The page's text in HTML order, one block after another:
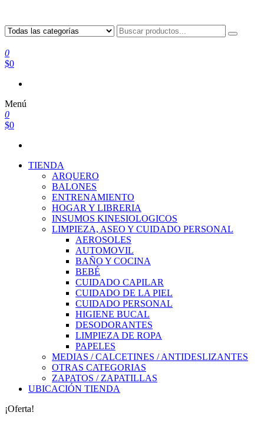
0
$0
Menú
0
$0
TIENDA
ARQUERO
BALONES
ENTRENAMIENTO
HOGAR Y LIBRERIA
INSUMOS KINESIOLOGICOS
LIMPIEZA, ASEO Y CUIDADO PERSONAL
AEROSOLES
AUTOMOVIL
BAÑO Y COCINA
BEBÉ
CUIDADO CAPILAR
CUIDADO DE LA PIEL
CUIDADO PERSONAL
HIGIENE BUCAL
DESODORANTES
LIMPIEZA DE ROPA
PAPELES
MEDIAS / CALCETINES / ANTIDESLIZANTES
OTRAS CATEGORIAS
ZAPATOS / ZAPATILLAS
UBICACIÓN TIENDA
¡Oferta!